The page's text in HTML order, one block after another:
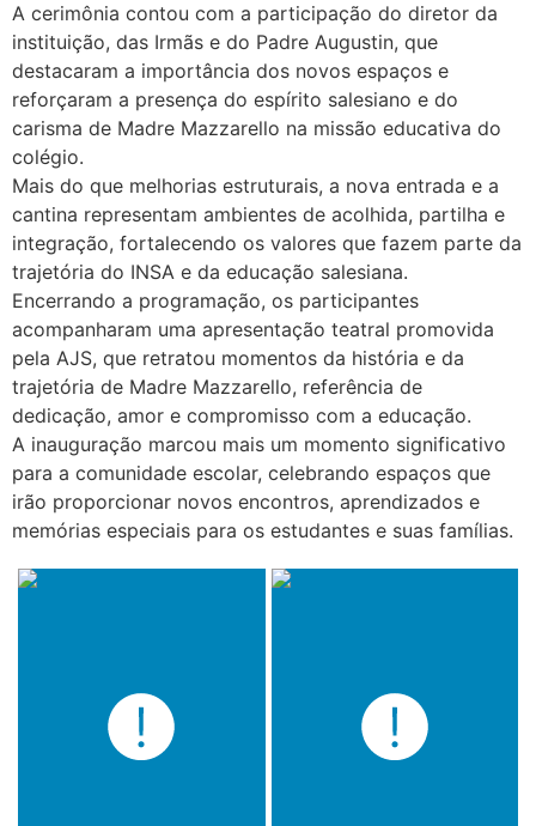
A cerimônia contou com a participação do diretor da
instituição, das Irmãs e do Padre Augustin, que
destacaram a importância dos novos espaços e
reforçaram a presença do espírito salesiano e do
carisma de Madre Mazzarello na missão educativa do
colégio.
Mais do que melhorias estruturais, a nova entrada e a
cantina representam ambientes de acolhida, partilha e
integração, fortalecendo os valores que fazem parte da
trajetória do INSA e da educação salesiana.
Encerrando a programação, os participantes
acompanharam uma apresentação teatral promovida
pela AJS, que retratou momentos da história e da
trajetória de Madre Mazzarello, referência de
dedicação, amor e compromisso com a educação.
A inauguração marcou mais um momento significativo
para a comunidade escolar, celebrando espaços que
irão proporcionar novos encontros, aprendizados e
memórias especiais para os estudantes e suas famílias.